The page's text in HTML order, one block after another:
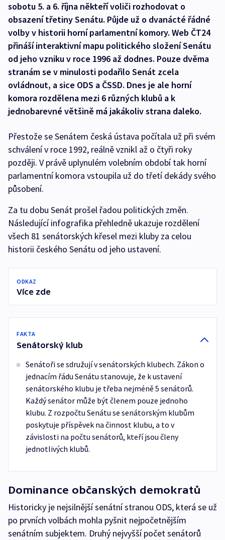
sobotu 5. a 6. října někteří voliči rozhodovat o
obsazení třetiny Senátu. Půjde už o dvanácté řádné
volby v historii horní parlamentní komory. Web ČT24
přináší interaktivní mapu politického složení Senátu
od jeho vzniku v roce 1996 až dodnes. Pouze dvěma
stranám se v minulosti podařilo Senát zcela
ovládnout, a sice ODS a ČSSD. Dnes je ale horní
komora rozdělena mezi 6 různých klubů a k
jednobarevné většině má jakákoliv strana daleko.
Přestože se Senátem česká ústava počítala už při svém
schválení v roce 1992, reálně vznikl až o čtyři roky
později. V právě uplynulém volebním období tak horní
parlamentní komora vstoupila už do třetí dekády svého
působení.
Za tu dobu Senát prošel řadou politických změn.
Následující infografika přehledně ukazuje rozdělení
všech 81 senátorských křesel mezi kluby za celou
historii českého Senátu od jeho ustavení.
ODKAZ
Více zde
FAKTA
Senátorský klub
Senátoři se sdružují v senátorských klubech. Zákon o
jednacím řádu Senátu stanovuje, že k ustavení
senátorského klubu je třeba nejméně 5 senátorů.
Každý senátor může být členem pouze jednoho
klubu. Z rozpočtu Senátu se senátorským klubům
poskytuje příspěvek na činnost klubu, a to v
závislosti na počtu senátorů, kteří jsou členy
jednotlivých klubů.
Dominance občanských demokratů
Historicky je nejsilnější senátní stranou ODS, která se už
po prvních volbách mohla pyšnit nejpočetnějším
senátním subjektem. Druhý nejvyšší počet senátorů